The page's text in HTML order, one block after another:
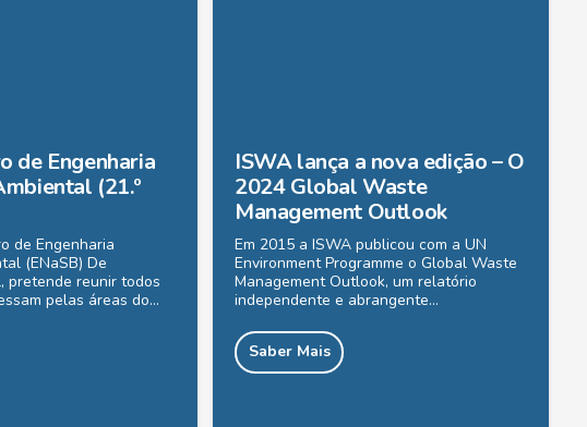
de Engenharia
(21.º
de Engenharia
(ENaSB) De
pretende reunir todos
pelas áreas do…
ISWA lança a nova edição – O
2024 Global Waste
Management Outlook
Em 2015 a ISWA publicou com a UN
Environment Programme o Global Waste
Management Outlook, um relatório
independente e abrangente…
Saber Mais